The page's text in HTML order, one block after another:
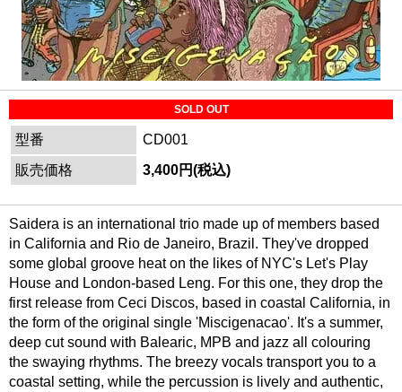
SOLD OUT
型番
CD001
販売価格
3,400円(税込)
Saidera is an international trio made up of members based
in California and Rio de Janeiro, Brazil. They've dropped
some global groove heat on the likes of NYC's Let's Play
House and London-based Leng. For this one, they drop the
first release from Ceci Discos, based in coastal California, in
the form of the original single 'Miscigenacao'. It's a summer,
deep cut sound with Balearic, MPB and jazz all colouring
the swaying rhythms. The breezy vocals transport you to a
coastal setting, while the percussion is lively and authentic,